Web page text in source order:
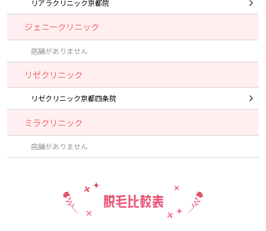
リアラクリニック京都院
ジェニークリニック
店舗がありません
リゼクリニック
リゼクリニック京都四条院
ミラクリニック
店舗がありません